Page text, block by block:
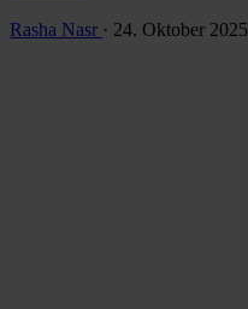
Rasha Nasr · 24. Oktober 2025